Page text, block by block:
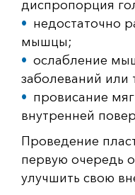
диспропорция
недостаточно
мышцы;
ослабление
заболеваний или
провисание
внутренней
Проведение
первую очередь
улучшить свою